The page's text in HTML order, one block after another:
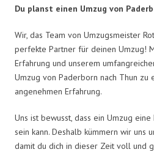
Du planst einen Umzug von
Wir, das Team von Umzugsmeister
perfekte Partner für deinen Umzug!
Erfahrung und unserem
Umzug von Paderborn nach Thun zu
angenehmen Erfahrung.
Uns ist bewusst, dass ein Umzug
sein kann. Deshalb kümmern wir uns
damit du dich in dieser Zeit voll und